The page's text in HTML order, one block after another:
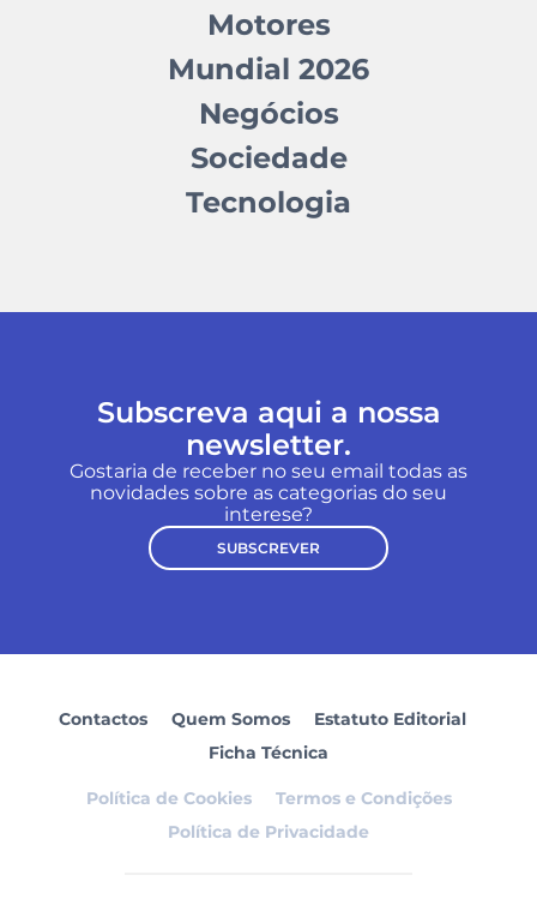
Motores
Mundial 2026
Negócios
Sociedade
Tecnologia
Subscreva aqui a nossa
newsletter.
Gostaria de receber no seu email todas as
novidades sobre as categorias do seu
interese?
SUBSCREVER
Contactos Quem Somos
Estatuto Editorial
Ficha Técnica
Política de Cookies
Termos e Condições
Política de Privacidade